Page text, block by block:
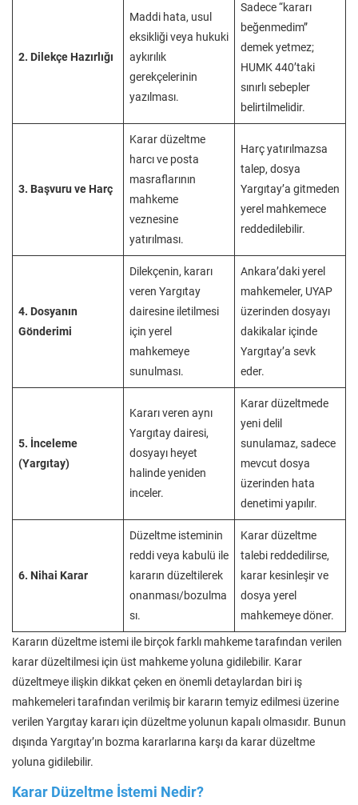
2. Dilekçe Hazırlığı
Maddi hata, usul
eksikliği veya hukuki
aykırılık
gerekçelerinin
yazılması.
Sadece “kararı
beğenmedim”
demek yetmez;
HUMK 440’taki
sınırlı sebepler
belirtilmelidir.
3. Başvuru ve Harç
Karar düzeltme
harcı ve posta
masraflarının
mahkeme
veznesine
yatırılması.
Harç yatırılmazsa
talep, dosya
Yargıtay’a gitmeden
yerel mahkemece
reddedilebilir.
4. Dosyanın
Gönderimi
Dilekçenin, kararı
veren Yargıtay
dairesine iletilmesi
için yerel
mahkemeye
sunulması.
Ankara’daki yerel
mahkemeler, UYAP
üzerinden dosyayı
dakikalar içinde
Yargıtay’a sevk
eder.
5. İnceleme
(Yargıtay)
Kararı veren aynı
Yargıtay dairesi,
dosyayı heyet
halinde yeniden
inceler.
Karar düzeltmede
yeni delil
sunulamaz, sadece
mevcut dosya
üzerinden hata
denetimi yapılır.
6. Nihai Karar
Düzeltme isteminin
reddi veya kabulü ile
kararın düzeltilerek
onanması/bozulma
sı.
Karar düzeltme
talebi reddedilirse,
karar kesinleşir ve
dosya yerel
mahkemeye döner.
Kararın düzeltme istemi ile birçok farklı mahkeme tarafından verilen
karar düzeltilmesi için üst mahkeme yoluna gidilebilir. Karar
düzeltmeye ilişkin dikkat çeken en önemli detaylardan biri iş
mahkemeleri tarafından verilmiş bir kararın temyiz edilmesi üzerine
verilen Yargıtay kararı için düzeltme yolunun kapalı olmasıdır. Bunun
dışında Yargıtay’ın bozma kararlarına karşı da karar düzeltme
yoluna gidilebilir.
Karar Düzeltme İstemi Nedir?